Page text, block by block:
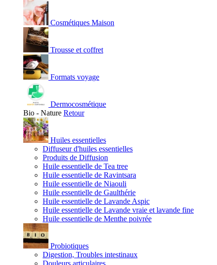
Cosmétiques Maison
Trousse et coffret
Formats voyage
Dermocosmétique
Bio - Nature Retour
Huiles essentielles
Diffuseur d'huiles essentielles
Produits de Diffusion
Huile essentielle de Tea tree
Huile essentielle de Ravintsara
Huile essentielle de Niaouli
Huile essentielle de Gaulthérie
Huile essentielle de Lavande Aspic
Huile essentielle de Lavande vraie et lavande fine
Huile essentielle de Menthe poivrée
Probiotiques
Digestion, Troubles intestinaux
Douleurs articulaires